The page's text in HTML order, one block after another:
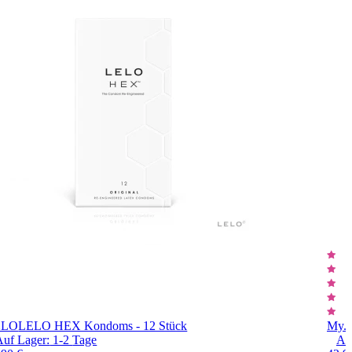
LELO HEX Kondoms - 12 Stück
Lager: 1-2Tage